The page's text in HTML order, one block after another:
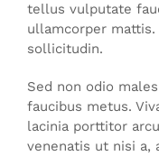
tellus vulputate
ullamcorper mattis.
sollicitudin.
Sed non odio
faucibus metus.
lacinia porttitor
venenatis ut nisi a,